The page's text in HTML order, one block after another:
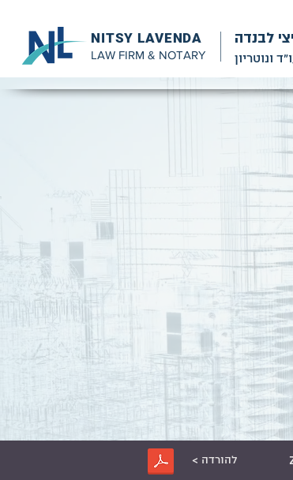
NITSY LAVENDA
LAW FIRM & NOTARY
לבנדה
ונוטריון
להורדה >